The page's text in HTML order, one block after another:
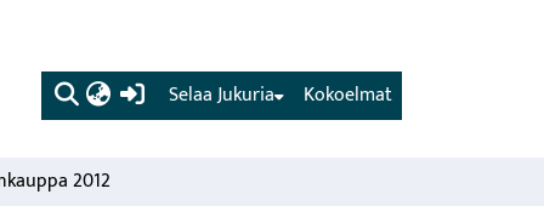
(current) Kokoelmat
Selaa Jukuria
2012